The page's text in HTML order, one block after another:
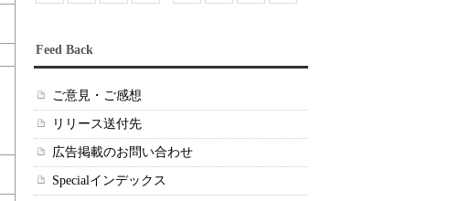
Feed Back
ご意見・ご感想
リリース送付先
広告掲載のお問い合わせ
Specialインデックス